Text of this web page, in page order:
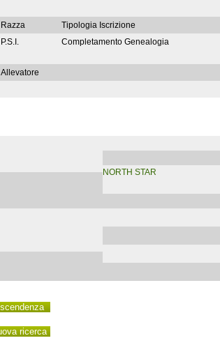
Razza
Tipologia Iscrizione
P.S.I.
Completamento Genealogia
Allevatore
NORTH STAR